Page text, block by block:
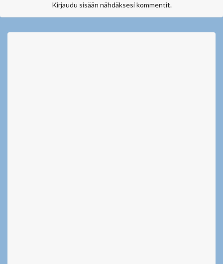
Kirjaudu sisään nähdäksesi kommentit.